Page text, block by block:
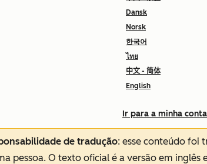
Dansk
Norsk
한국어
ไทย
中文 - 简体
English
Ir para a minha conta
de tradução: esse conteúdo foi
pessoa. O texto oficial é a versão em inglês